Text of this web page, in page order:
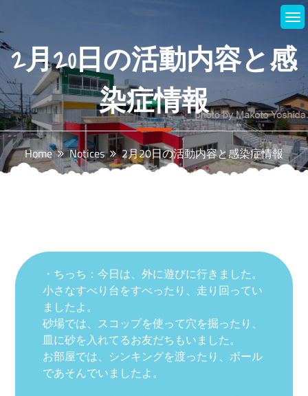
content
2月20日の活動内容と感
染症情報
Home Notices 2月20日の活動内容と感染症情報
・ちっち：今日は、外に遊びに行きました。
小さなすべり台をすべったり、走り回ってい
ましたよ。
砂場では、スコップを使って穴を掘ったり、
皿に砂を入れてるお友だちもいました。
お部屋では、シンキングを渡ったり、ボール
であそんでいましたよ。